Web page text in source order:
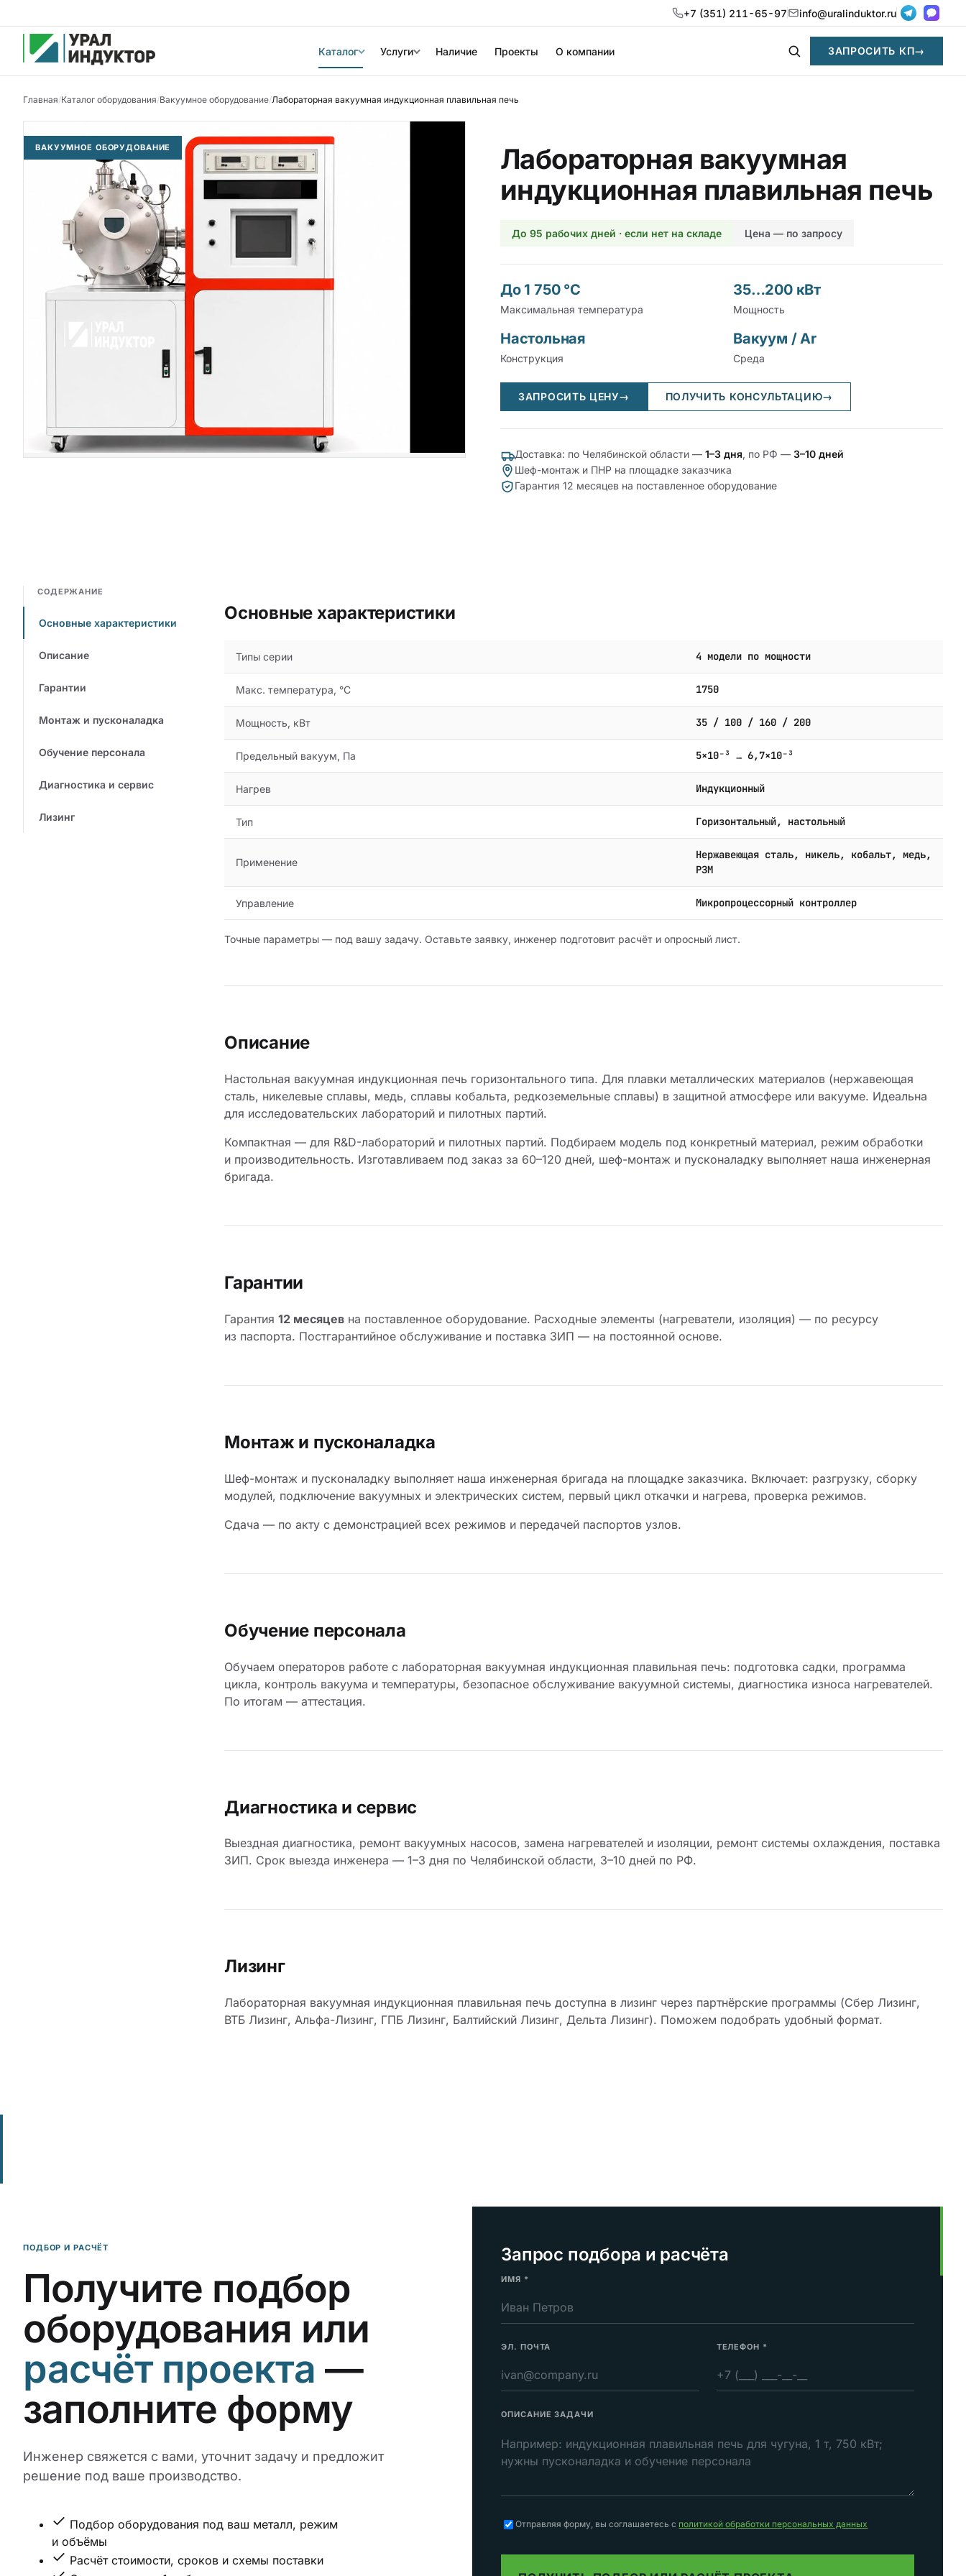
+7 (351) 211-65-97 info@uralinduktor.ru
Каталог Услуги Наличие Проекты О компании ЗАПРОСИТЬ КП→
Главная/Каталог оборудования/Вакуумное оборудование/Лабораторная вакуумная индукционная плавильная печь
ВАКУУМНОЕ ОБОРУДОВАНИЕ
Лабораторная вакуумная
индукционная плавильная печь
До 95 рабочих дней · если нет на складе Цена — по запросу
До 1 750 °C
Максимальная температура
35…200 кВт
Мощность
Настольная
Конструкция
Вакуум / Ar
Среда
ЗАПРОСИТЬ ЦЕНУ→ ПОЛУЧИТЬ КОНСУЛЬТАЦИЮ→
Доставка: по Челябинской области — 1–3 дня, по РФ — 3–10 дней
Шеф-монтаж и ПНР на площадке заказчика
Гарантия 12 месяцев на поставленное оборудование
СОДЕРЖАНИЕ
Основные характеристики
Описание
Гарантии
Монтаж и пусконаладка
Обучение персонала
Диагностика и сервис
Лизинг
Основные характеристики
Типы серии 4 модели по мощности
Макс. температура, °C 1750
Мощность, кВт 35 / 100 / 160 / 200
Предельный вакуум, Па 5×10⁻³ … 6,7×10⁻³
Нагрев Индукционный
Тип Горизонтальный, настольный
Применение
Нержавеющая сталь, никель, кобальт, медь,
РЗМ
Управление Микропроцессорный контроллер
Точные параметры — под вашу задачу. Оставьте заявку, инженер подготовит расчёт и опросный лист.
Описание
Настольная вакуумная индукционная печь горизонтального типа. Для плавки металлических материалов (нержавеющая
сталь, никелевые сплавы, медь, сплавы кобальта, редкоземельные сплавы) в защитной атмосфере или вакууме. Идеальна
для исследовательских лабораторий и пилотных партий.
Компактная — для R&D-лабораторий и пилотных партий. Подбираем модель под конкретный материал, режим обработки
и производительность. Изготавливаем под заказ за 60–120 дней, шеф-монтаж и пусконаладку выполняет наша инженерная
бригада.
Гарантии
Гарантия 12 месяцев на поставленное оборудование. Расходные элементы (нагреватели, изоляция) — по ресурсу
из паспорта. Постгарантийное обслуживание и поставка ЗИП — на постоянной основе.
Монтаж и пусконаладка
Шеф-монтаж и пусконаладку выполняет наша инженерная бригада на площадке заказчика. Включает: разгрузку, сборку
модулей, подключение вакуумных и электрических систем, первый цикл откачки и нагрева, проверка режимов.
Сдача — по акту с демонстрацией всех режимов и передачей паспортов узлов.
Обучение персонала
Обучаем операторов работе с лабораторная вакуумная индукционная плавильная печь: подготовка садки, программа
цикла, контроль вакуума и температуры, безопасное обслуживание вакуумной системы, диагностика износа нагревателей.
По итогам — аттестация.
Диагностика и сервис
Выездная диагностика, ремонт вакуумных насосов, замена нагревателей и изоляции, ремонт системы охлаждения, поставка
ЗИП. Срок выезда инженера — 1–3 дня по Челябинской области, 3–10 дней по РФ.
Лизинг
Лабораторная вакуумная индукционная плавильная печь доступна в лизинг через партнёрские программы (Сбер Лизинг,
ВТБ Лизинг, Альфа-Лизинг, ГПБ Лизинг, Балтийский Лизинг, Дельта Лизинг). Поможем подобрать удобный формат.
ПОДБОР И РАСЧЁТ
Получите подбор
оборудования или
расчёт проекта —
заполните форму
Инженер свяжется с вами, уточнит задачу и предложит
решение под ваше производство.
Подбор оборудования под ваш металл, режим
и объёмы
Расчёт стоимости, сроков и схемы поставки
Запрос подбора и расчёта
ИМЯ *
ЭЛ. ПОЧТА ТЕЛЕФОН *
ОПИСАНИЕ ЗАДАЧИ
Отправляя форму, вы соглашаетесь с политикой обработки персональных данных